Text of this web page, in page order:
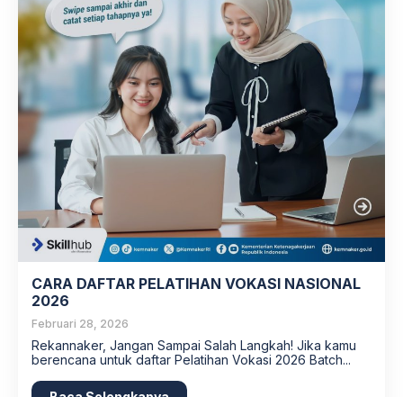
CARA DAFTAR PELATIHAN VOKASI NASIONAL
2026
Februari 28, 2026
Rekannaker, Jangan Sampai Salah Langkah! Jika kamu
berencana untuk daftar Pelatihan Vokasi 2026 Batch...